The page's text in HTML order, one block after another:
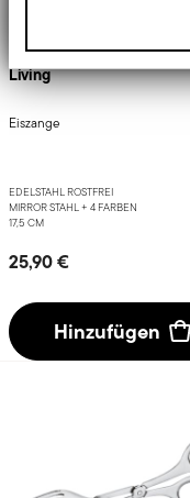
Living
Eiszange
EDELSTAHL ROSTFREI
MIRROR STAHL + 4 FARBEN
17,5 CM
25,90 €
Hinzufügen